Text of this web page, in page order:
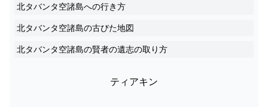
北タバンタ空諸島への行き方
北タバンタ空諸島の古びた地図
北タバンタ空諸島の賢者の遺志の取り方
ティアキン